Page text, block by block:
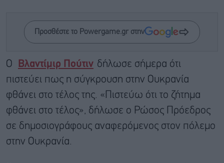
Προσθέστε το Powergame.gr στην
Ο Βλαντίμιρ Πούτιν δήλωσε σήμερα ότι
πιστεύει πως η σύγκρουση στην Ουκρανία
φθάνει στο τέλος της. «Πιστεύω ότι το ζήτημα
φθάνει στο τέλος», δήλωσε ο Ρώσος Πρόεδρος
σε δημοσιογράφους αναφερόμενος στον πόλεμο
στην Ουκρανία.